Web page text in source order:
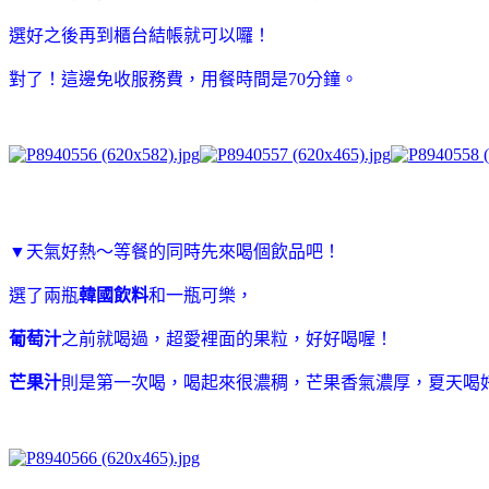
選好之後再到櫃台結帳就可以囉！
對了！這邊免收服務費，用餐時間是70分鐘。
▼ 天氣好熱～等餐的同時先來喝個飲品吧！
選了兩瓶韓國飲料和一瓶可樂，
葡萄汁之前就喝過，超愛裡面的果粒，好好喝喔！
芒果汁則是第一次喝，喝起來很濃稠，芒果香氣濃厚，夏天喝